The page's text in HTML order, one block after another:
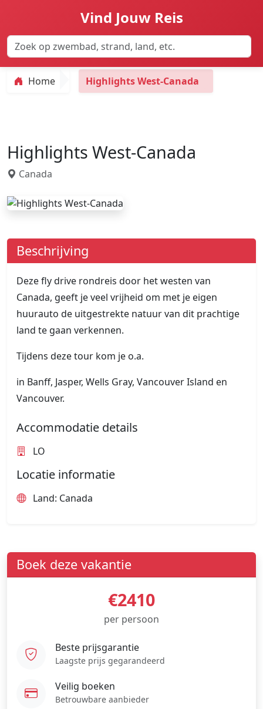
Vind Jouw Reis
Home Highlights West-Canada
Highlights West-Canada
Canada
Beschrijving
Deze fly drive rondreis door het westen van
Canada, geeft je veel vrijheid om met je eigen
huurauto de uitgestrekte natuur van dit prachtige
land te gaan verkennen.
Tijdens deze tour kom je o.a.
in Banff, Jasper, Wells Gray, Vancouver Island en
Vancouver.
Accommodatie details
LO
Locatie informatie
Land: Canada
Boek deze vakantie
€2410
per persoon
Beste prijsgarantie
Laagste prijs gegarandeerd
Veilig boeken
Betrouwbare aanbieder